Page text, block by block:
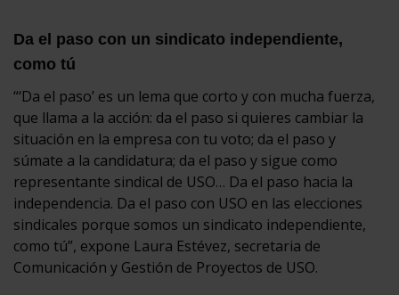
Da el paso con un sindicato independiente,
como tú
“‘Da el paso’ es un lema que corto y con mucha fuerza,
que llama a la acción: da el paso si quieres cambiar la
situación en la empresa con tu voto; da el paso y
súmate a la candidatura; da el paso y sigue como
representante sindical de USO… Da el paso hacia la
independencia. Da el paso con USO en las elecciones
sindicales porque somos un sindicato independiente,
como tú”, expone Laura Estévez, secretaria de
Comunicación y Gestión de Proyectos de USO.